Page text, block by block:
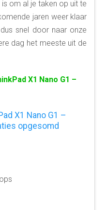
om al je taken op uit te
jaren weer klaar
snel door naar onze
dag het meeste uit de
X1 Nano G1 –
X1 Nano G1 –
opgesomd